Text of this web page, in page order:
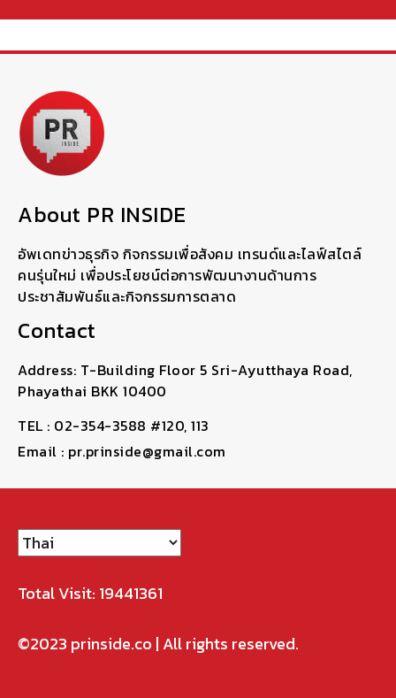
About PR INSIDE
อัพเดทข่าวธุรกิจ กิจกรรมเพื่อสังคม เทรนด์และไลฟ์สไตล์
คนรุ่นใหม่ เพื่อประโยชน์ต่อการพัฒนางานด้านการ
ประชาสัมพันธ์และกิจกรรมการตลาด
Contact
Address: T-Building Floor 5 Sri-Ayutthaya Road,
Phayathai BKK 10400
TEL : 02-354-3588 #120, 113
Email : pr.prinside@gmail.com
Total Visit: 19441361
©2023 prinside.co | All rights reserved.